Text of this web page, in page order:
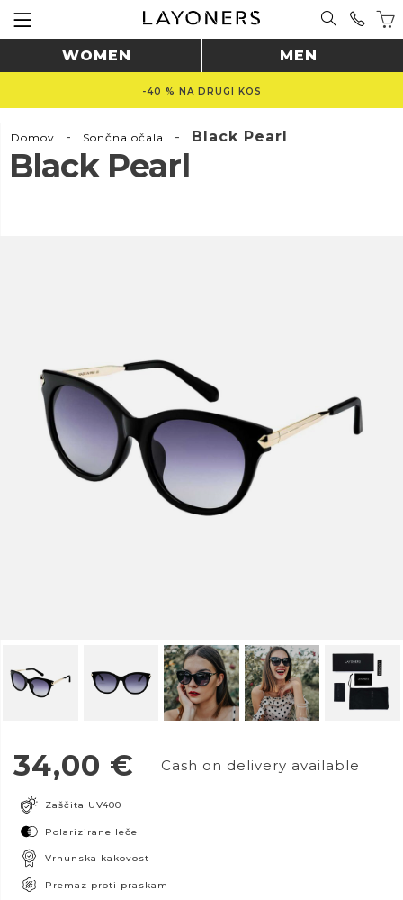
WOMEN MEN
-40 % NA DRUGI KOS
Domov - Sončna očala - Black Pearl
Black Pearl
34,00 € Cash on delivery available
Zaščita UV400
Polarizirane leče
Vrhunska kakovost
Premaz proti praskam